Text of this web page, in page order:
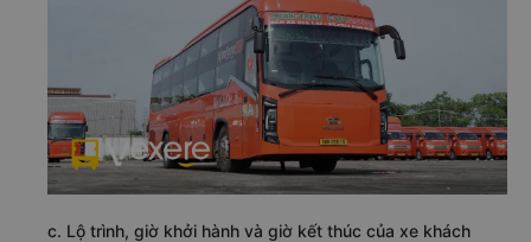
c. Lộ trình, giờ khởi hành và giờ kết thúc của xe khách